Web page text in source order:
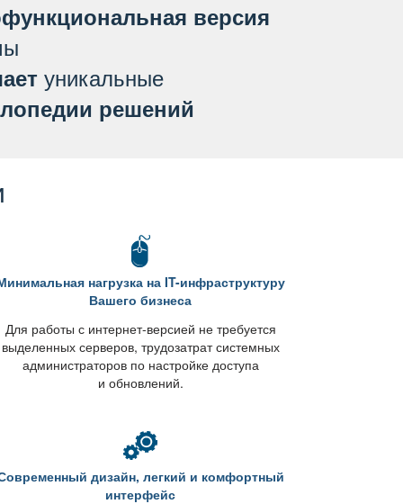
версия
уникальные
решений
нагрузка на IT-инфраструктуру
ашего бизнеса
Для работы с интернет-версией не требуется
ыделенных серверов, трудозатрат системных
администраторов по настройке доступа
и обновлений.
дизайн, легкий и комфортный
интерфейс